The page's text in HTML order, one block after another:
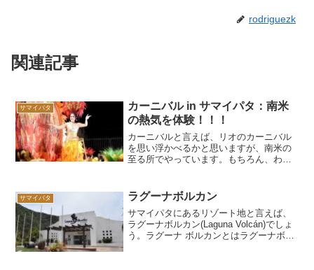
rodriguezk
関連記事
サマイパタ
カーニバル in サマイパタ：南米
の熱気を体験！！！
カーニバルと言えば、リオのカーニバル
を思い浮かべるかと思いますが、南米の
至る所でやっています。もちろん、わが
小さくなりますが、熱気は負けていない
はずです。小さいな待ちのカーニバルを
紹介したいと思います。
サマイパタ ラグーナボルカン
サマイパタにあるリゾート地と言えば、
ラグーナボルカン(Laguna Volcán)でしょ
う。ラグーナ ボルカンとはラグーナボル